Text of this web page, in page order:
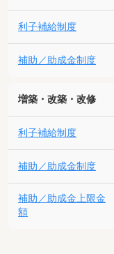
利子補給制度
補助／助成金制度
増築・改築・改修
利子補給制度
補助／助成金制度
補助／助成金上限金
額